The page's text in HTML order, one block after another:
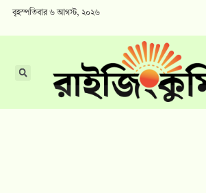
বৃহস্পতিবার ৬ আগস্ট, ২০২৬